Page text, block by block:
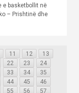
e basketbollit në
– Prishtinë dhe
11 12
13
22 23
24
33 34
35
44 45
46
55 56
57